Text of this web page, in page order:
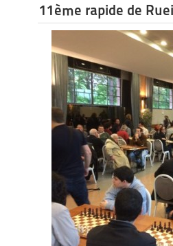
11ème rapide de